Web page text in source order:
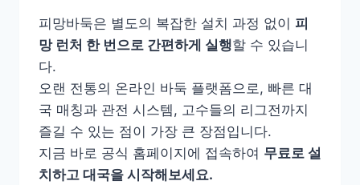
피망바둑은 별도의 복잡한 설치 과정 없이 피
망 런처 한 번으로 간편하게 실행할 수 있습니
다.
오랜 전통의 온라인 바둑 플랫폼으로, 빠른 대
국 매칭과 관전 시스템, 고수들의 리그전까지
즐길 수 있는 점이 가장 큰 장점입니다.
지금 바로 공식 홈페이지에 접속하여 무료로 설
치하고 대국을 시작해보세요.